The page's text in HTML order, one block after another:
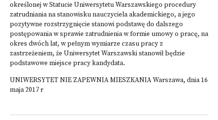
określonej w Statucie Uniwersytetu Warszawskiego procedury
zatrudniania na stanowisku nauczyciela akademickiego, a jego
pozytywne rozstrzygnięcie stanowi podstawę do dalszego
postępowania w sprawie zatrudnienia w formie umowy o pracę, na
okres dwóch lat, w pełnym wymiarze czasu pracy z
zastrzeżeniem, że Uniwersytet Warszawski stanowił będzie
podstawowe miejsce pracy kandydata.
UNIWERSYTET NIE ZAPEWNIA MIESZKANIA Warszawa, dnia 16
maja 2017 r